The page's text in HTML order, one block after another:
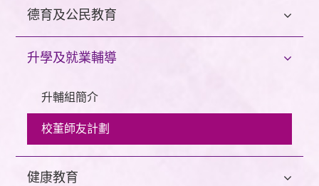
德育及公民教育
升學及就業輔導
升輔組簡介
校董師友計劃
健康教育